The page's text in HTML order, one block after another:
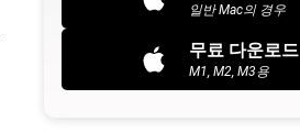
일반 Mac의 경우
무료 다운로드
M1, M2, M3용